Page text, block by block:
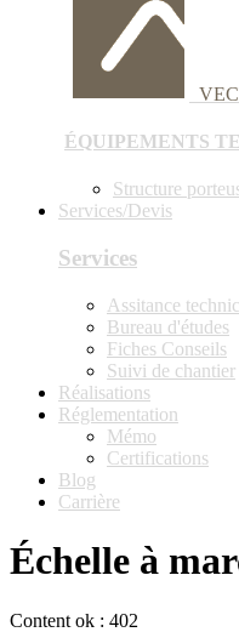
ÉQUIPEMENTS
Structure
Services/Devis
Services
Assitance
Bureau d'études
Fiches Conseils
Suivi de chantier
Réalisations
Réglementation
Mémo
Certifications
Blog
Carrière
Échelle à
Content ok : 402